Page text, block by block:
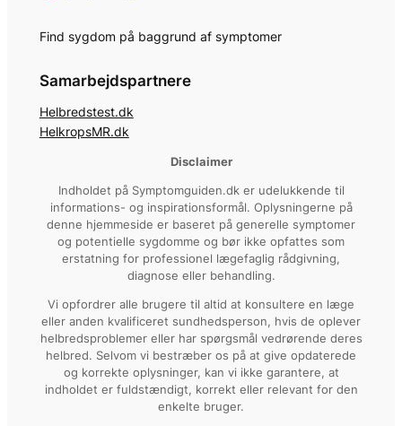
Find sygdom på baggrund af symptomer
Samarbejdspartnere
Helbredstest.dk
HelkropsMR.dk
Disclaimer
Indholdet på Symptomguiden.dk er udelukkende til
informations- og inspirationsformål. Oplysningerne på
denne hjemmeside er baseret på generelle symptomer
og potentielle sygdomme og bør ikke opfattes som
erstatning for professionel lægefaglig rådgivning,
diagnose eller behandling.
Vi opfordrer alle brugere til altid at konsultere en læge
eller anden kvalificeret sundhedsperson, hvis de oplever
helbredsproblemer eller har spørgsmål vedrørende deres
helbred. Selvom vi bestræber os på at give opdaterede
og korrekte oplysninger, kan vi ikke garantere, at
indholdet er fuldstændigt, korrekt eller relevant for den
enkelte bruger.